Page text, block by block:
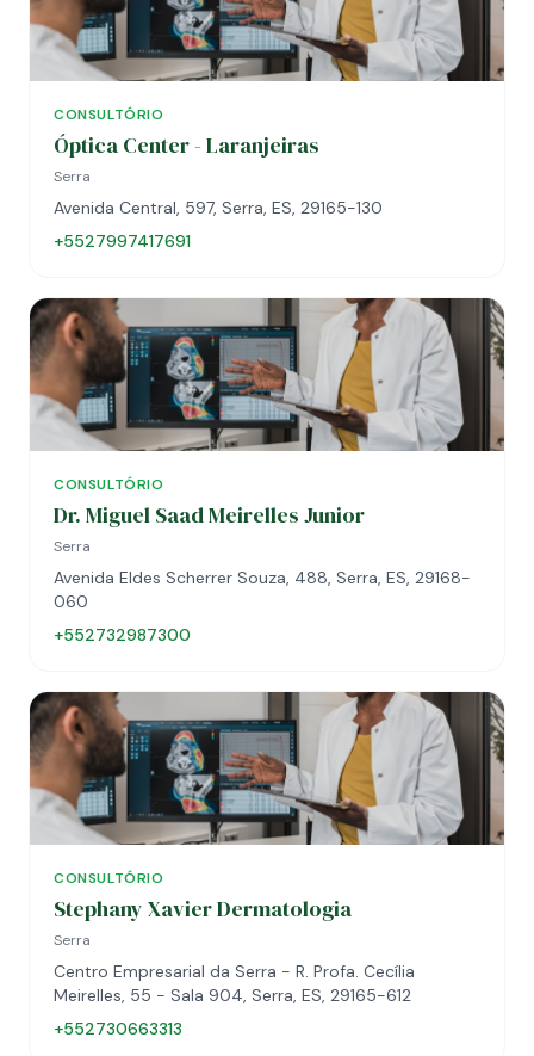
CONSULTÓRIO
Óptica Center - Laranjeiras
Serra
Avenida Central, 597, Serra, ES, 29165-130
+5527997417691
CONSULTÓRIO
Dr. Miguel Saad Meirelles Junior
Serra
Avenida Eldes Scherrer Souza, 488, Serra, ES, 29168-
060
+552732987300
CONSULTÓRIO
Stephany Xavier Dermatologia
Serra
Centro Empresarial da Serra - R. Profa. Cecília
Meirelles, 55 - Sala 904, Serra, ES, 29165-612
+552730663313